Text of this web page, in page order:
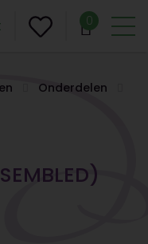
0
Onderdelen